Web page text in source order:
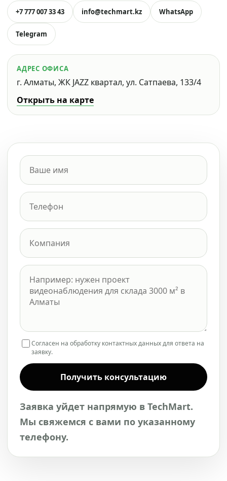
+7 777 007 33 43 info@techmart.kz WhatsApp
Telegram
АДРЕС ОФИСА
г. Алматы, ЖК JAZZ квартал, ул. Сатпаева, 133/4
Открыть на карте
Согласен на обработку контактных данных для ответа на
заявку.
Получить консультацию
Заявка уйдет напрямую в TechMart.
Мы свяжемся с вами по указанному
телефону.